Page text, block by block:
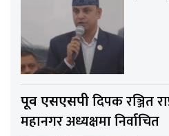
पूर्व एसएसपीदिपक रञ्जित
महानगर अध्यक्षमा निर्वाचित